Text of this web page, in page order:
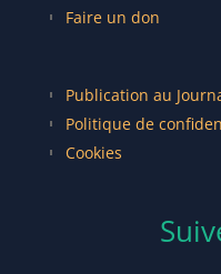
Faire un don
Publication au
Politique de
Cookies